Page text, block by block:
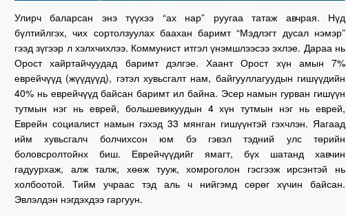
Улирч баларсан энэ түүхээ “ах нар” руугаа татаж авчрая. Нүд
бүлтийлгэх, чих сортолзуулах баахан баримт “Мэдлэгт дусал нэмэр”
гээд зүгээр л хэлхчихлээ. Коммунист итгэл үнэмшлээсээ эхлэе. Дараа нь
Орост хайртайчуудад баримт дэлгэе. Хаант Орост хүн амын 7%
еврейчүүд (жүүдүүд), гэтэл хувьсгалт нам, байгууллагуудын гишүүдийн
40% нь еврейчүүд байсан баримт ил байна. Эсер намын гурван гишүүн
тутмын нэг нь еврей, большевикуудын 4 хүн тутмын нэг нь еврей,
Еврейн социалист намын гэхэд 33 мянган гишүүнтэй гэхчлэн. Яагаад
ийм хувьсгалч болчихсон юм бэ гэвэл тэдний улс төрийн
боловсролтойнх биш. Еврейчүүдийг ямагт, бүх шатанд хавчин
гадуурхаж, алж талж, хөөж тууж, хомроголон гэсгээж ирсэнтэй нь
холбоотой. Тийм учраас тэд аль ч нийгэмд сөрөг хүчин байсан.
Эвлэлдэн нэгдэхдээ гаргуун.